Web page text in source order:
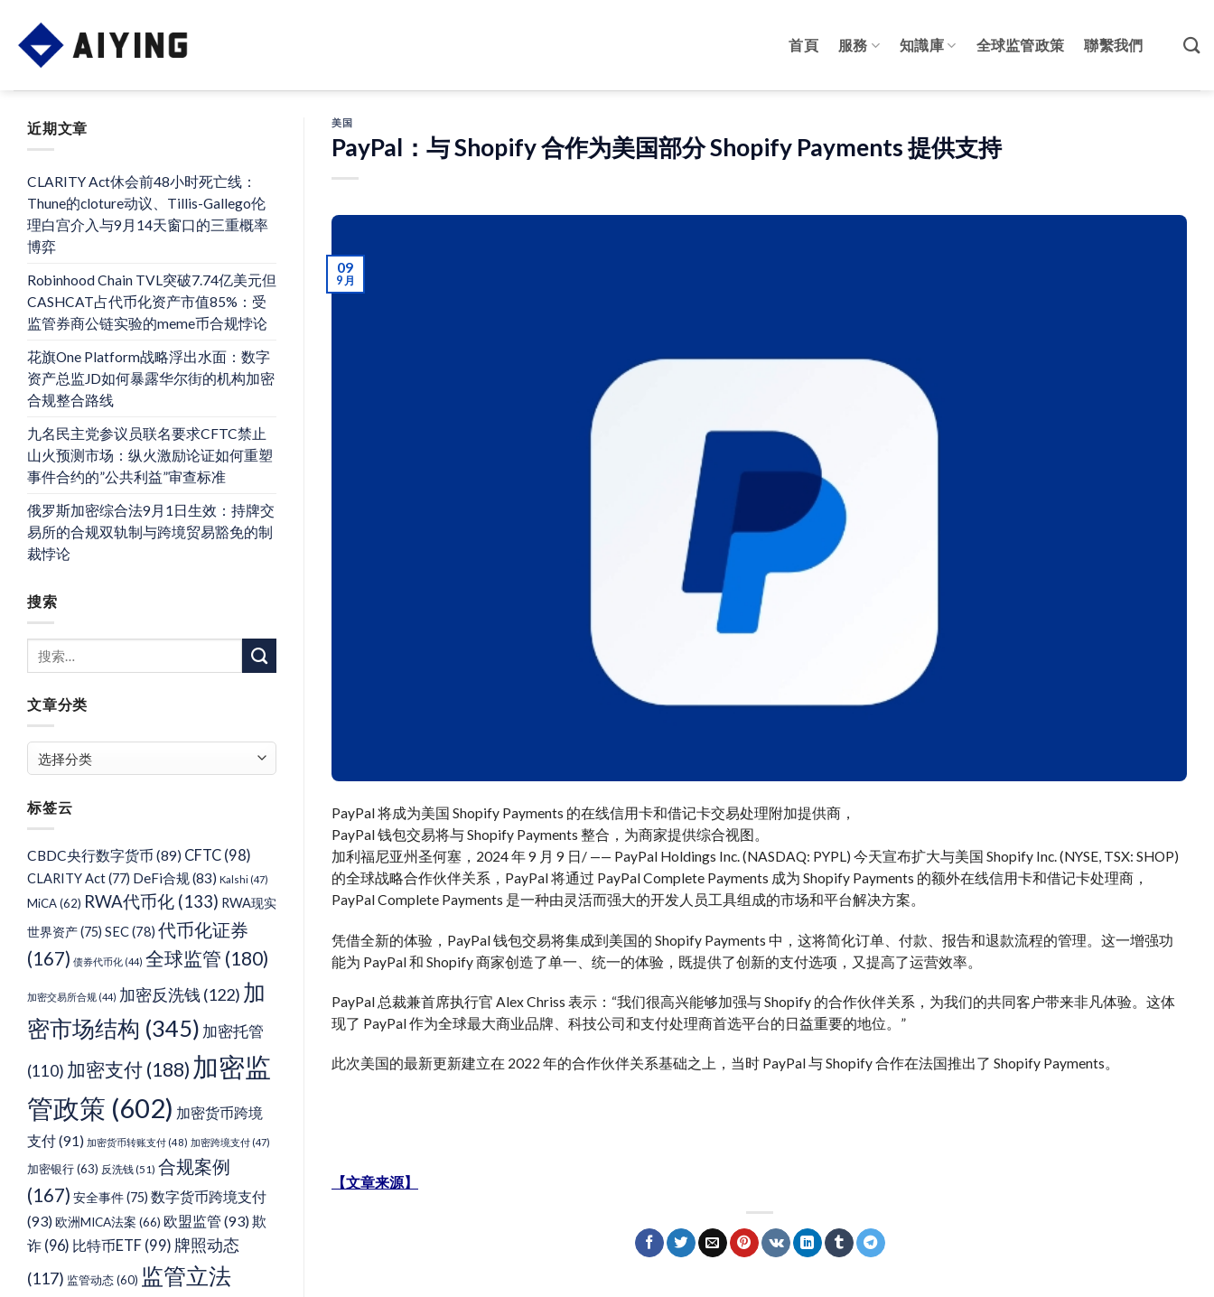
content
首頁 服務 知識庫 全球监管政策 聯繫我們
近期文章
CLARITY Act休会前48小时死亡线：
Thune的cloture动议、Tillis-Gallego伦
理白宫介入与9月14天窗口的三重概率
博弈
Robinhood Chain TVL突破7.74亿美元但
CASHCAT占代币化资产市值85%：受
监管券商公链实验的meme币合规悖论
花旗One Platform战略浮出水面：数字
资产总监JD如何暴露华尔街的机构加密
合规整合路线
九名民主党参议员联名要求CFTC禁止
山火预测市场：纵火激励论证如何重塑
事件合约的”公共利益”审查标准
俄罗斯加密综合法9月1日生效：持牌交
易所的合规双轨制与跨境贸易豁免的制
裁悖论
搜索
文章分类
章
类
标签云
CBDC央行数字货币 (89) CFTC (98)
CLARITY Act(77) DeFi合规(83) Kalshi (47)
MiCA(62) RWA代币化 (133) RWA现实
世界资产(75) SEC(78) 代币化证券
(167) 债券代币化 (44) 全球监管 (180)
加密交易所合规 (44) 加密反洗钱 (122) 加
密市场结构 (345) 加密托管
(110) 加密支付 (188) 加密监
管政策 (602) 加密货币跨境
支付(91) 加密货币转账支付 (48) 加密跨境支付 (47)
加密银行(63) 反洗钱(51) 合规案例
(167) 安全事件(75) 数字货币跨境支付
(93)欧洲MICA法案 (66) 欧盟监管 (93)欺
诈 (96) 比特币ETF (99) 牌照动态
(117) 监管动态(60) 监管立法
美国
PayPal：与 Shopify 合作为美国部分 Shopify Payments 提供支持
09
9 月
PayPal 将成为美国 Shopify Payments 的在线信用卡和借记卡交易处理附加提供商，
PayPal 钱包交易将与 Shopify Payments 整合，为商家提供综合视图。
加利福尼亚州圣何塞，2024 年 9 月 9 日/ —— PayPal Holdings Inc. (NASDAQ: PYPL) 今天宣布扩大与美国 Shopify Inc. (NYSE, TSX: SHOP)
的全球战略合作伙伴关系，PayPal 将通过 PayPal Complete Payments 成为 Shopify Payments 的额外在线信用卡和借记卡处理商，
PayPal Complete Payments 是一种由灵活而强大的开发人员工具组成的市场和平台解决方案。
凭借全新的体验，PayPal 钱包交易将集成到美国的 Shopify Payments 中，这将简化订单、付款、报告和退款流程的管理。这一增强功
能为 PayPal 和 Shopify 商家创造了单一、统一的体验，既提供了创新的支付选项，又提高了运营效率。
PayPal 总裁兼首席执行官 Alex Chriss 表示：“我们很高兴能够加强与 Shopify 的合作伙伴关系，为我们的共同客户带来非凡体验。这体
现了 PayPal 作为全球最大商业品牌、科技公司和支付处理商首选平台的日益重要的地位。”
此次美国的最新更新建立在 2022 年的合作伙伴关系基础之上，当时 PayPal 与 Shopify 合作在法国推出了 Shopify Payments。
【文章来源】